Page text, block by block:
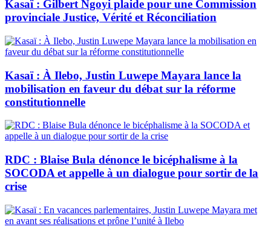
Kasaï : Gilbert Ngoyi plaide pour une Commission
provinciale Justice, Vérité et Réconciliation
Kasaï : À Ilebo, Justin Luwepe Mayara lance la
mobilisation en faveur du débat sur la réforme
constitutionnelle
RDC : Blaise Bula dénonce le bicéphalisme à la
SOCODA et appelle à un dialogue pour sortir de la
crise